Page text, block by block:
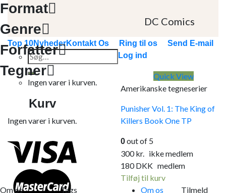
DC Comics
Top 10NyhederKontakt Os Ring til os Send E-mail
Søg
efter:
Log ind
Ingen varer i kurven.
Kurv
Ingen varer i kurven.
Format
Genre
Forfatter
Tegner
Quick View
Amerikanske tegneserier
Punisher Vol. 1: The King of
Killers Book One TP
0out of 5
300kr. ikke medlem
180DKK medlem
Tilføj til kurv
Om os
Tags
Om os
Tilmeld